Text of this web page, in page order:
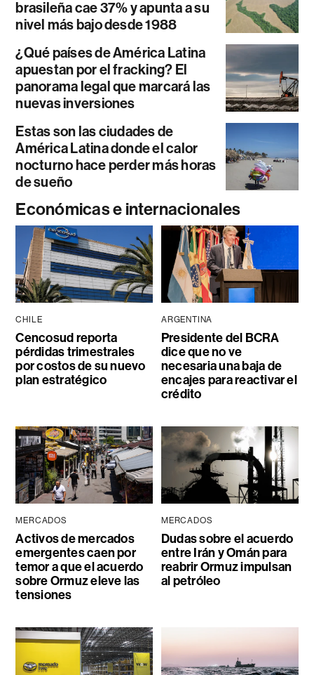
brasileña cae 37% y apunta a su
nivel más bajo desde 1988
¿Qué países de América Latina
apuestan por el fracking? El
panorama legal que marcará las
nuevas inversiones
Estas son las ciudades de
América Latina donde el calor
nocturno hace perder más horas
de sueño
Económicas e internacionales
CHILE
Cencosud reporta
pérdidas trimestrales
por costos de su nuevo
plan estratégico
ARGENTINA
Presidente del BCRA
dice que no ve
necesaria una baja de
encajes para reactivar el
crédito
MERCADOS
Activos de mercados
emergentes caen por
temor a que el acuerdo
sobre Ormuz eleve las
tensiones
MERCADOS
Dudas sobre el acuerdo
entre Irán y Omán para
reabrir Ormuz impulsan
al petróleo